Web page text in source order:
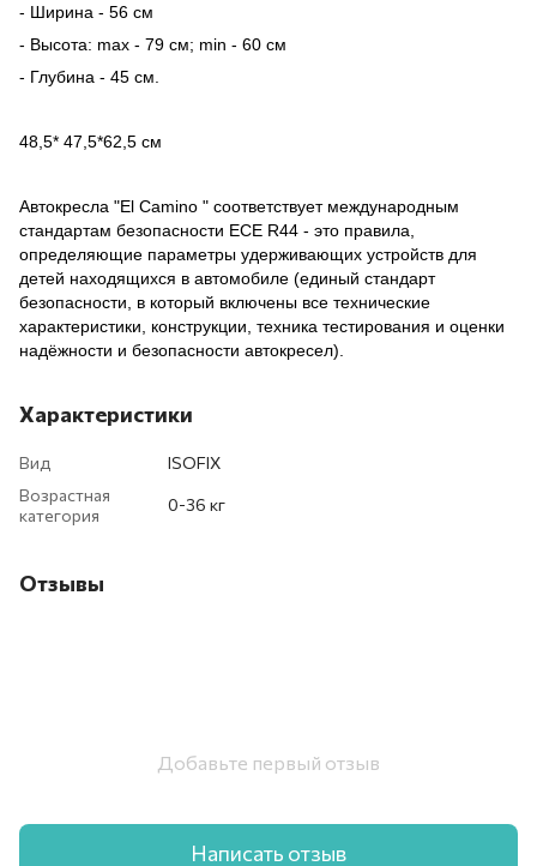
- Ширина - 56 см
- Высота: max - 79 см; min - 60 см
- Глубина - 45 см.
48,5* 47,5*62,5 см
Автокресла "El Camino " соответствует международным
стандартам безопасности ЕСЕ R44 - это правила,
определяющие параметры удерживающих устройств для
детей находящихся в автомобиле (единый стандарт
безопасности, в который включены все технические
характеристики, конструкции, техника тестирования и оценки
надёжности и безопасности автокресел).
Характеристики
Вид
ISOFIX
Возрастная
категория
0-36 кг
Отзывы
Добавьте первый отзыв
Написать отзыв